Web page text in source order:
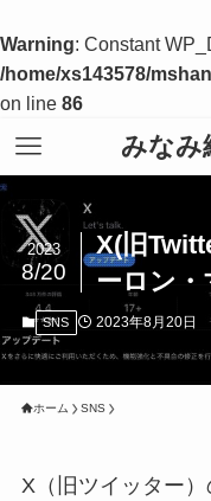
Warning: Constant
/home/xs143578/
on line 86
みなみ
X(旧
ーロン・
2023
8/20
SNS 2023年8月20日
ホーム SNS
X（旧ツイッター